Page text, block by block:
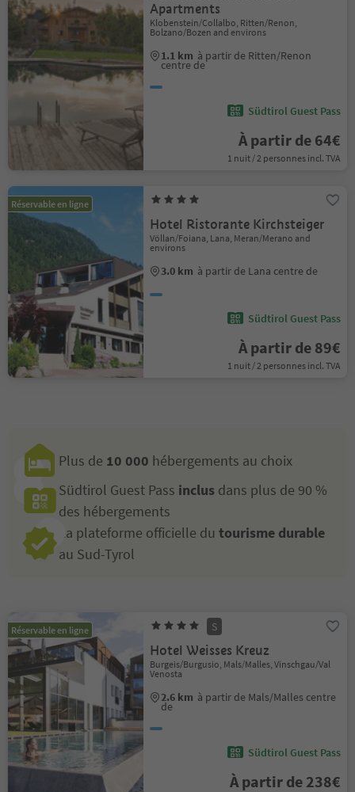
Apartments
Klobenstein/Collalbo, Ritten/Renon,
Bolzano/Bozen and environs
1.1 km à partir de Ritten/Renon
centre de
Südtirol Guest Pass
À partir de 64€
1 nuit / 2 personnes incl. TVA
Réservable en ligne
Hotel Ristorante Kirchsteiger
Völlan/Foiana, Lana, Meran/Merano and
environs
3.0 km à partir de Lana centre de
Südtirol Guest Pass
À partir de 89€
1 nuit / 2 personnes incl. TVA
Plus de 10 000 hébergements au choix
Südtirol Guest Pass inclus dans plus de 90 %
des hébergements
La plateforme officielle du tourisme durable
au Sud-Tyrol
Réservable en ligne S
Hotel Weisses Kreuz
Burgeis/Burgusio, Mals/Malles, Vinschgau/Val
Venosta
2.6 km à partir de Mals/Malles centre
de
Südtirol Guest Pass
À partir de 238€